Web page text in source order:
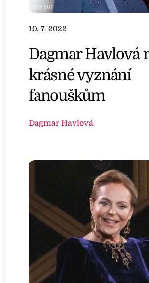
10. 7. 2022
Dagmar Havlová
krásné vyznání
fanouškům
Dagmar Havlová